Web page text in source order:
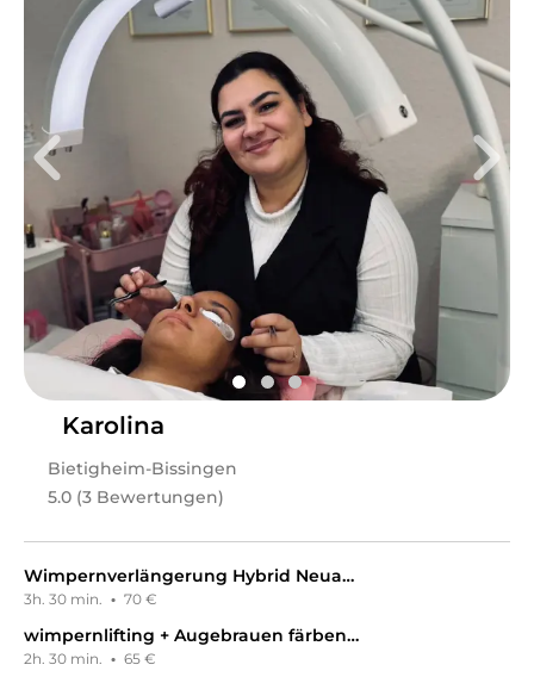
18:15 - 22:30
Hi, ich bin My Beauty by Magda. Ich freue mich, dich auf
meinem Profil begrüßen und dich hoffentlich bald
verschönern zu dürfen.
Leistungen
My Beauty by Magda
Bietigheim-Bissingen
bietet
Leistungen in
Kosmetik, Wimpernbehandlungen,
Gesichts- & Körperbehandlungen,
Augenbrauenbehandlungen, Permanent Make-Up
Karolina
Bietigheim-Bissingen
5.0 (3 Bewertungen)
Wimpernverlängerung Hybrid Neuanlage
3h. 30 min. · 70 €
wimpernlifting + Augebrauen färben inkl. zupfen
2h. 30 min. · 65 €